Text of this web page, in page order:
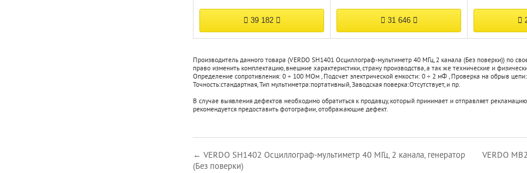
39 182 31 646
Производитель данного товара (VERDO SH1401 Осциллограф-мультиметр 40 МГц, 2 канала (Без поверки)) по
право изменить комплектацию, внешние характеристики, страну производства, а так же технические и
Определение сопротивления: 0 ÷ 100 МОм , Подсчет электрической емкости: 0 ÷ 2 мФ , Проверка на обрыв цепи:
Точность:стандартная,Тип мультиметра:портативный,Заводская поверка:Отсутствует, и пр.
В случае выявления дефектов необходимо обратиться к продавцу, который принимает и отправляет
рекомендуется предоставить фотографии, отображающие дефект.
← VERDO SH1402 Осциллограф-мультиметр 40 МГц, 2 канала, генератор
(Без поверки)
VERDO